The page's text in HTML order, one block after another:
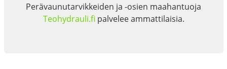
Perävaunutarvikkeiden ja -osien maahantuoja
Teohydrauli.fi palvelee ammattilaisia.